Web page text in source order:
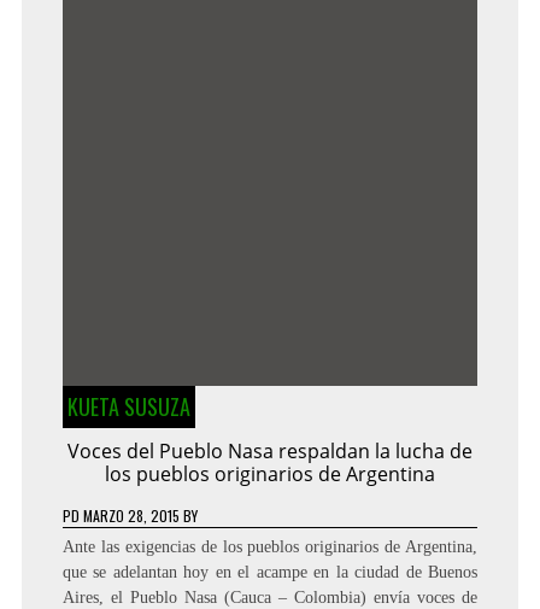
KUETA SUSUZA
Voces del Pueblo Nasa respaldan la lucha de
los pueblos originarios de Argentina
PD MARZO 28, 2015 BY
Ante las exigencias de los pueblos originarios de Argentina,
que se adelantan hoy en el acampe en la ciudad de Buenos
Aires, el Pueblo Nasa (Cauca – Colombia) envía voces de